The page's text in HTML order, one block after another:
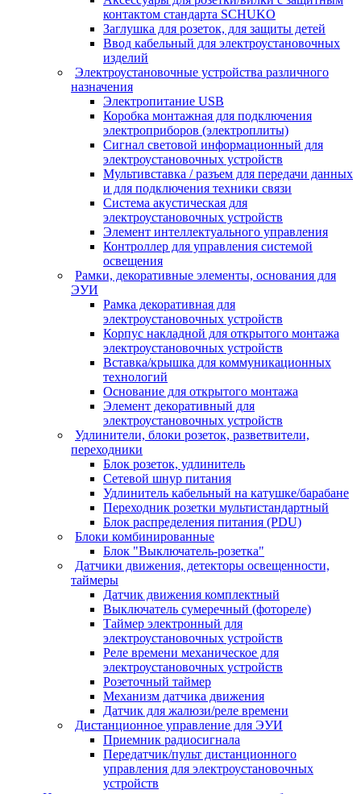
контактом стандарта SCHUKO
Заглушка для розеток, для защиты детей
Ввод кабельный для электроустановочных
изделий
Электроустановочные устройства различного
назначения
Электропитание USB
Коробка монтажная для подключения
электроприборов (электроплиты)
Сигнал световой информационный для
электроустановочных устройств
Мультивставка / разъем для передачи данных
и для подключения техники связи
Система акустическая для
электроустановочных устройств
Элемент интеллектуального управления
Контроллер для управления системой
освещения
Рамки, декоративные элементы, основания для
ЭУИ
Рамка декоративная для
электроустановочных устройств
Корпус накладной для открытого монтажа
электроустановочных устройств
Вставка/крышка для коммуникационных
технологий
Основание для открытого монтажа
Элемент декоративный для
электроустановочных устройств
Удлинители, блоки розеток, разветвители,
переходники
Блок розеток, удлинитель
Сетевой шнур питания
Удлинитель кабельный на катушке/барабане
Переходник розетки мультистандартный
Блок распределения питания (PDU)
Блоки комбинированные
Блок "Выключатель-розетка"
Датчики движения, детекторы освещенности,
таймеры
Датчик движения комплектный
Выключатель сумеречный (фотореле)
Таймер электронный для
электроустановочных устройств
Реле времени механическое для
электроустановочных устройств
Розеточный таймер
Механизм датчика движения
Датчик для жалюзи/реле времени
Дистанционное управление для ЭУИ
Приемник радиосигнала
Передатчик/пульт дистанционного
управления для электроустановочных
устройств